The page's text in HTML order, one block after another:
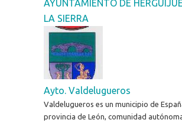
AYUNTAMIENTO DE
LA SIERRA
Ayto. Valdelugueros
Valdelugueros es un municipio de
provincia de León, comunidad